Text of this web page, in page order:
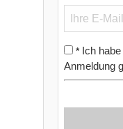
* Ich
Anmeldung